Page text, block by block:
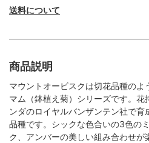
送料について
商品説明
マウントオービスクは切花品種のよ
マム（鉢植え菊）シリーズです。花
ンダのロイヤルバンザンテン社で
品種です。シックな色合いの3色の
ク、アンバーの美しい組み合わせ